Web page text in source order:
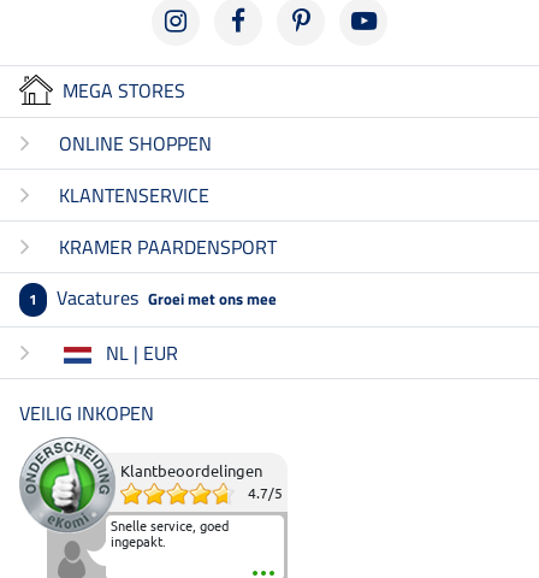
MEGA STORES
ONLINE SHOPPEN
KLANTENSERVICE
KRAMER PAARDENSPORT
1 Vacatures Groei met ons mee
NL | EUR
VEILIG INKOPEN
Klantbeoordelingen
4.7/5
Snelle service, goed
ingepakt.